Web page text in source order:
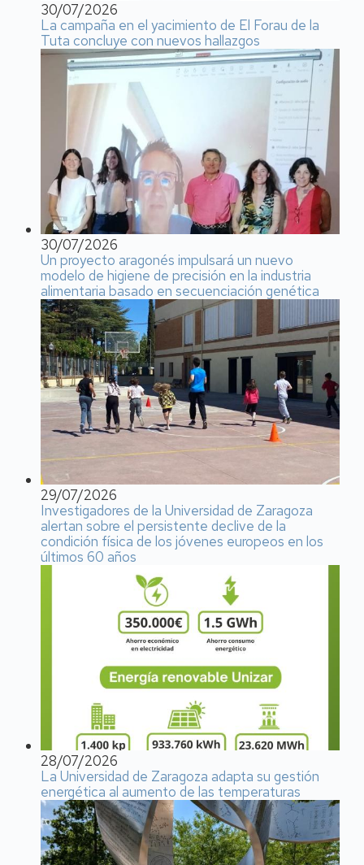
30/07/2026
La campaña en el yacimiento de El Forau de la
Tuta concluye con nuevos hallazgos
30/07/2026
Un proyecto aragonés impulsará un nuevo
modelo de higiene de precisión en la industria
alimentaria basado en secuenciación genética
29/07/2026
Investigadores de la Universidad de Zaragoza
alertan sobre el persistente declive de la
condición física de los jóvenes europeos en los
últimos 60 años
28/07/2026
La Universidad de Zaragoza adapta su gestión
energética al aumento de las temperaturas